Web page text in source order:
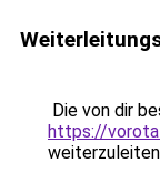
Die von dir
https://